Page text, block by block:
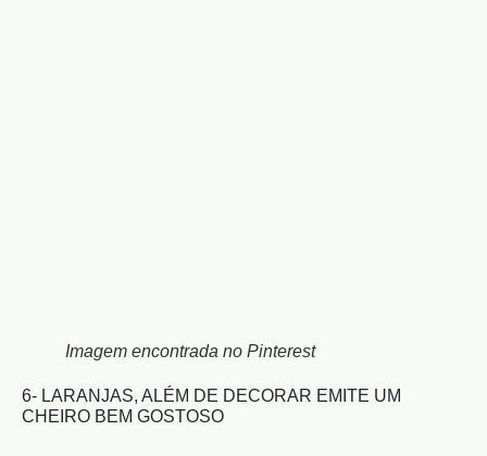
Imagem encontrada no Pinterest
6- LARANJAS, ALÉM DE DECORAR EMITE UM
CHEIRO BEM GOSTOSO